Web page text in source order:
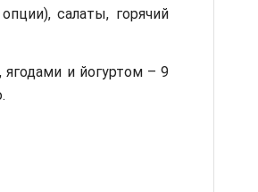
салаты, горячий
и йогуртом – 9